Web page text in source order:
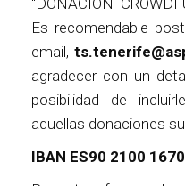
Es recomendable
email,
agradecer con un
posibilidad de
aquellas donaciones
IBAN ES90 2100